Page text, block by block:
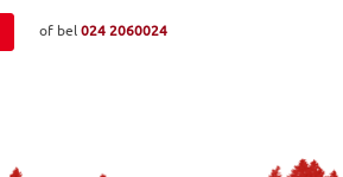
of bel024 2060024